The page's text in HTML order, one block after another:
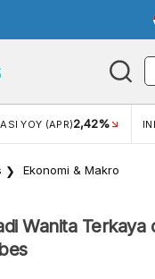
YOY (APR)2,42%
Ekonomi & Makro
Wanita Terkaya